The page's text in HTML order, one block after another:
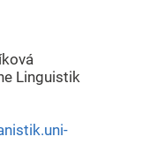
Linguistik